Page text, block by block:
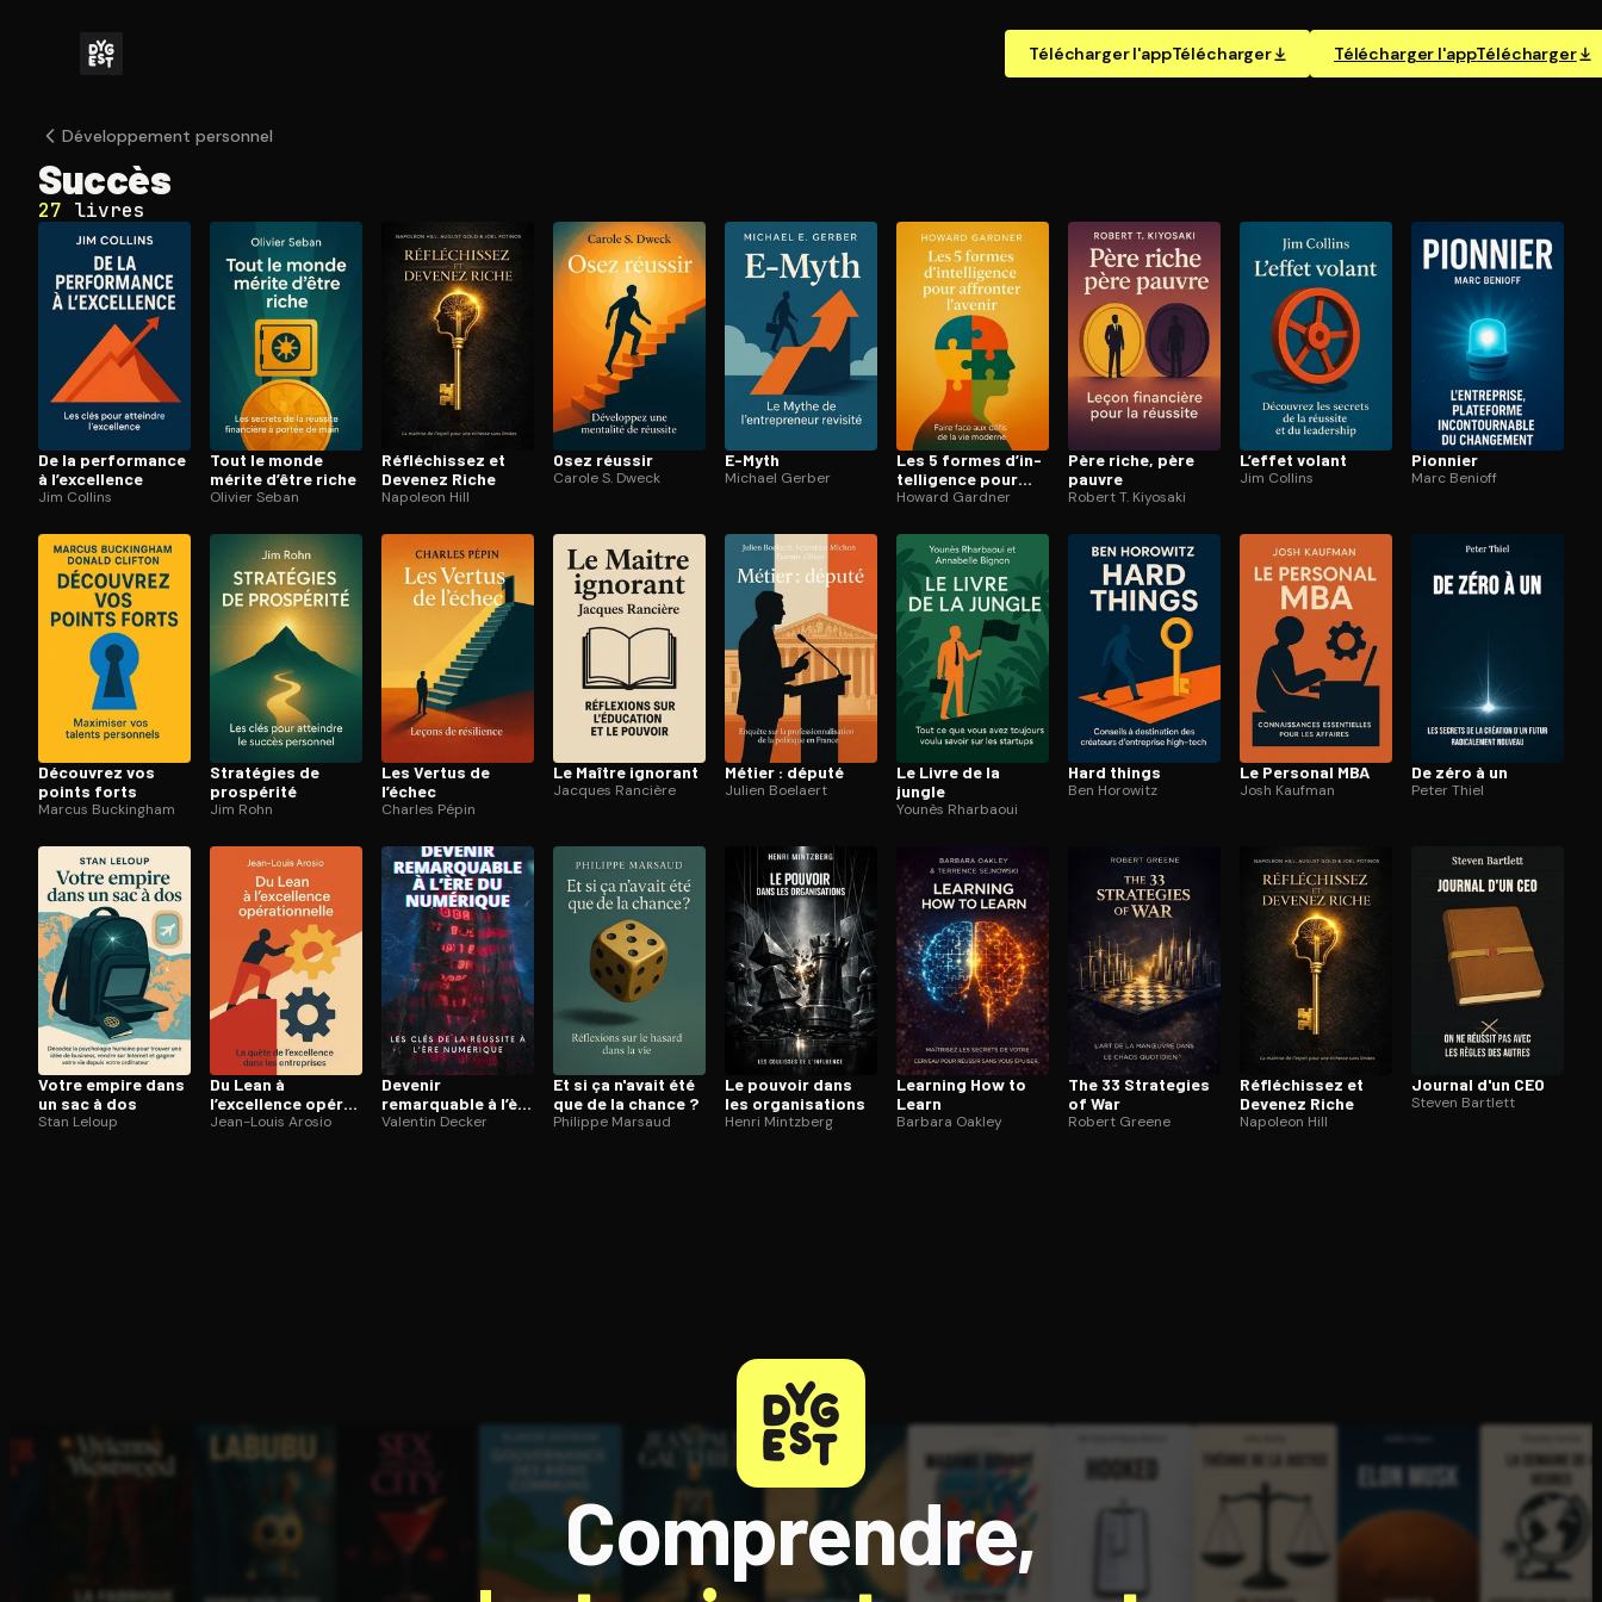
Télécharger l'appTélécharger Télécharger l'appTélécharger
Ouvre l'app Appareil photo, pointe sur le code. C'est gratuit à l'essai.
Dé­ve­lop­pe­ment personnel
Succès
27 livres
De la performance
à l’excellence
Jim Collins
Tout le monde
mérite d’être riche
Olivier Seban
Ré­flé­chis­sez et
Devenez Riche
Napoleon Hill
Osez réussir
Carole S. Dweck
E-Myth
Michael Gerber
Les 5 formes d’in­
tel­li­gence pour
affronter l’avenir
Howard Gardner
Père riche, père
pauvre
Robert T. Kiyosaki
L’effet volant
Jim Collins
Pionnier
Marc Benioff
Découvrez vos
points forts
Marcus Buckingham
Stratégies de
prospérité
Jim Rohn
Les Vertus de
l’échec
Charles Pépin
Le Maître ignorant
Jacques Rancière
Métier : député
Julien Boelaert
Le Livre de la
jungle
Younès Rharbaoui
Hard things
Ben Horowitz
Le Personal MBA
Josh Kaufman
De zéro à un
Peter Thiel
Votre empire dans
un sac à dos
Stan Leloup
Du Lean à
l’excellence opé­ra­
tion­nelle
Jean-Louis Arosio
Devenir
remarquable à l’ère
du numérique
Valentin Decker
Et si ça n'avait été
que de la chance ?
Philippe Marsaud
Le pouvoir dans
les or­ga­ni­sa­tions
Henri Mintzberg
Learning How to
Learn
Barbara Oakley
The 33 Strategies
of War
Robert Greene
Ré­flé­chis­sez et
Devenez Riche
Napoleon Hill
Journal d'un CEO
Steven Bartlett
Comprendre,